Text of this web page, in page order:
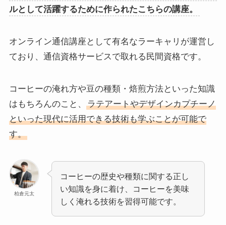
ルとして活躍するために作られたこちらの講座。
オンライン通信講座として有名なラーキャリが運営し
ており、通信資格サービスで取れる民間資格です。
コーヒーの淹れ方や豆の種類・焙煎方法といった知識
はもちろんのこと、
ラテアートやデザインカプチーノ
といった現代に活用できる技術も学ぶことが可能で
す。
柏倉元太
コーヒーの歴史や種類に関する正し
い知識を身に着け、コーヒーを美味
しく淹れる技術を習得可能です。